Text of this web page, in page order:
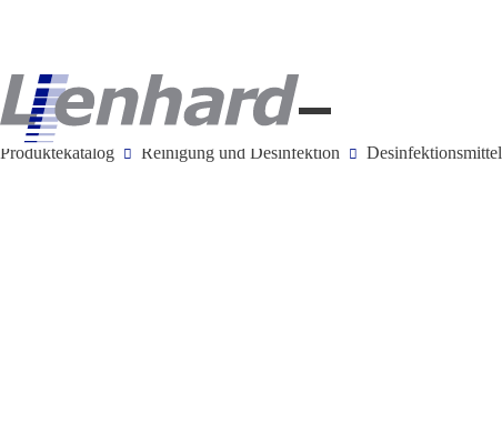
Produktekatalog Reinigung und Desinfektion Desinfektionsmittel